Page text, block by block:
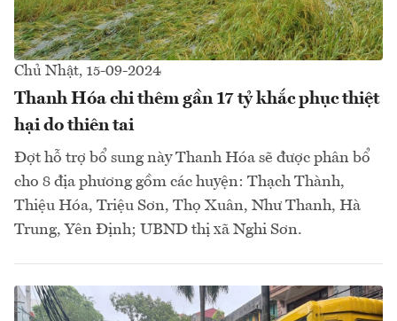
Chủ Nhật, 15-09-2024
Thanh Hóa chi thêm gần 17 tỷ khắc phục thiệt
hại do thiên tai
Đợt hỗ trợ bổ sung này Thanh Hóa sẽ được phân bổ
cho 8 địa phương gồm các huyện: Thạch Thành,
Thiệu Hóa, Triệu Sơn, Thọ Xuân, Như Thanh, Hà
Trung, Yên Định; UBND thị xã Nghi Sơn.